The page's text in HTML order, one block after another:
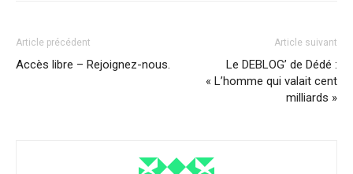
Article précédent
Accès libre – Rejoignez-nous.
Article suivant
Le DEBLOG’ de Dédé :
« L’homme qui valait cent
milliards »